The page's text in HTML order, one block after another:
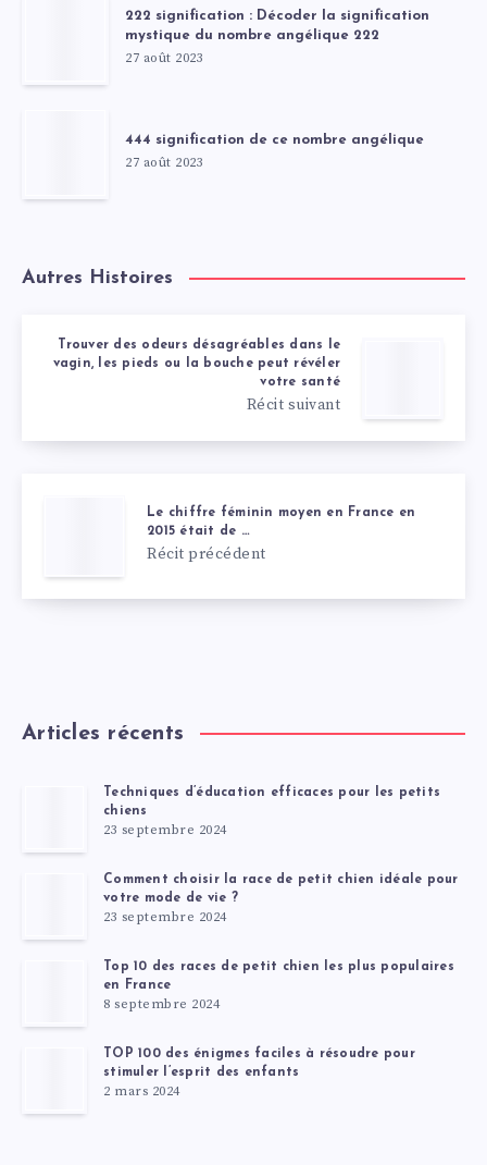
222 signification : Décoder la signification
mystique du nombre angélique 222
27 août 2023
444 signification de ce nombre angélique
27 août 2023
Autres Histoires
Trouver des odeurs désagréables dans le
vagin, les pieds ou la bouche peut révéler
votre santé
Récit suivant
Le chiffre féminin moyen en France en
2015 était de …
Récit précédent
Articles récents
Techniques d’éducation efficaces pour les petits
chiens
23 septembre 2024
Comment choisir la race de petit chien idéale pour
votre mode de vie ?
23 septembre 2024
Top 10 des races de petit chien les plus populaires
en France
8 septembre 2024
TOP 100 des énigmes faciles à résoudre pour
stimuler l’esprit des enfants
2 mars 2024